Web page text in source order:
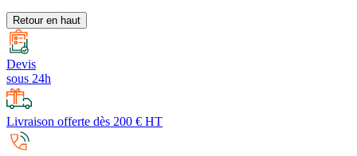
Retour en haut
Devis
sous 24h
Livraison offerte dès 200 € HT